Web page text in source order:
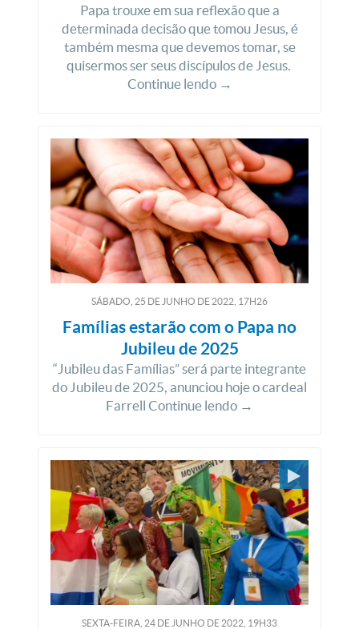
Papa trouxe em sua reflexão que a
determinada decisão que tomou Jesus, é
também mesma que devemos tomar, se
quisermos ser seus discípulos de Jesus.
Continue lendo →
SÁBADO, 25 DE JUNHO DE 2022, 17H26
Famílias estarão com o Papa no
Jubileu de 2025
“Jubileu das Famílias” será parte integrante
do Jubileu de 2025, anunciou hoje o cardeal
Farrell Continue lendo →
SEXTA-FEIRA, 24 DE JUNHO DE 2022, 19H33